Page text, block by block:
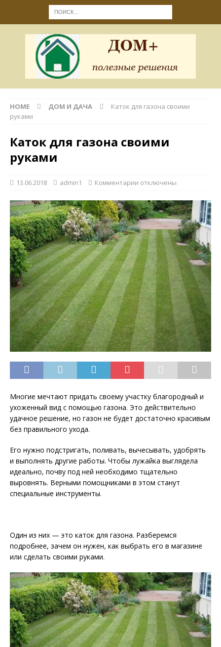
HOME ДОМ И ДАЧА
Каток для газона своими
руками
Каток для газона своими
руками
13.06.2018 admin1 Комментарии отключены
Многие мечтают придать своему участку благородный и
ухоженный вид с помощью газона. Это действительно
удачное решение, но газон не будет достаточно красивым
без правильного ухода.
Его нужно подстригать, поливать, вычесывать, удобрять
и выполнять другие работы. Чтобы лужайка выглядела
идеально, почву под ней необходимо тщательно
выровнять. Верными помощниками в этом станут
специальные инструменты.
Один из них — это каток для газона. Разберемся
подробнее, зачем он нужен, как выбрать его в магазине
или сделать своими руками.